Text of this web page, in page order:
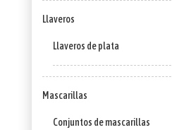
Llaveros
Llaveros de plata
Mascarillas
Conjuntos de mascarillas